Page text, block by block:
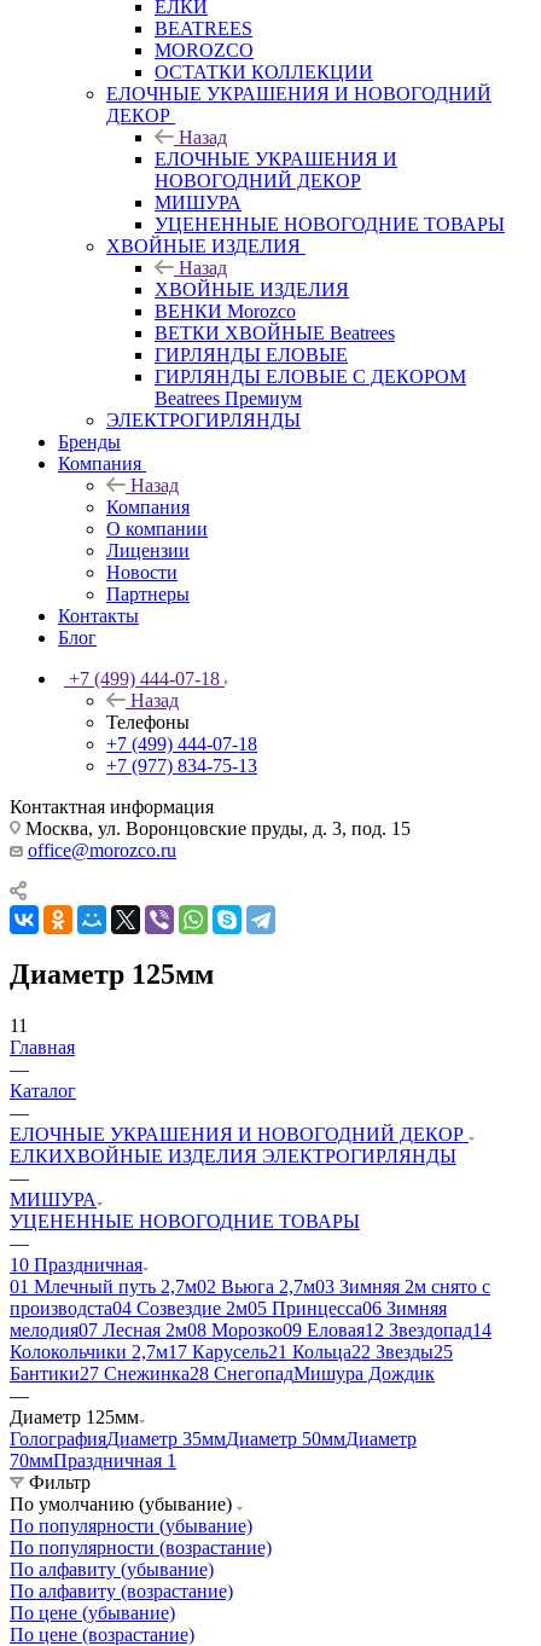
ЕЛКИ
BEATREES
MOROZCO
ОСТАТКИ КОЛЛЕКЦИИ
ЕЛОЧНЫЕ УКРАШЕНИЯ И НОВОГОДНИЙ
ДЕКОР
Назад
ЕЛОЧНЫЕ УКРАШЕНИЯ И
НОВОГОДНИЙ ДЕКОР
МИШУРА
УЦЕНЕННЫЕ НОВОГОДНИЕ ТОВАРЫ
ХВОЙНЫЕ ИЗДЕЛИЯ
Назад
ХВОЙНЫЕ ИЗДЕЛИЯ
ВЕНКИ Morozco
ВЕТКИ ХВОЙНЫЕ Beatrees
ГИРЛЯНДЫ ЕЛОВЫЕ
ГИРЛЯНДЫ ЕЛОВЫЕ С ДЕКОРОМ
Beatrees Премиум
ЭЛЕКТРОГИРЛЯНДЫ
Бренды
Компания
Назад
Компания
О компании
Лицензии
Новости
Партнеры
Контакты
Блог
+7 (499) 444-07-18
Назад
Телефоны
+7 (499) 444-07-18
+7 (977) 834-75-13
Контактная информация
Москва, ул. Воронцовские пруды, д. 3, под. 15
office@morozco.ru
Диаметр 125мм
11
Главная
—
Каталог
—
ЕЛОЧНЫЕ УКРАШЕНИЯ И НОВОГОДНИЙ ДЕКОР
ЕЛКИХВОЙНЫЕ ИЗДЕЛИЯ ЭЛЕКТРОГИРЛЯНДЫ
—
МИШУРА
УЦЕНЕННЫЕ НОВОГОДНИЕ ТОВАРЫ
—
10 Праздничная
01 Млечный путь 2,7м02 Вьюга 2,7м03 Зимняя 2м снято с
производста04 Созвездие 2м05 Принцесса06 Зимняя
мелодия07 Лесная 2м08 Морозко09 Еловая12 Звездопад14
Колокольчики 2,7м17 Карусель21 Кольца22 Звезды25
Бантики27 Снежинка28 СнегопадМишура Дождик
—
Диаметр 125мм
ГолографияДиаметр 35ммДиаметр 50ммДиаметр
70ммПраздничная 1
Фильтр
По умолчанию (убывание)
По популярности (убывание)
По популярности (возрастание)
По алфавиту (убывание)
По алфавиту (возрастание)
По цене (убывание)
По цене (возрастание)